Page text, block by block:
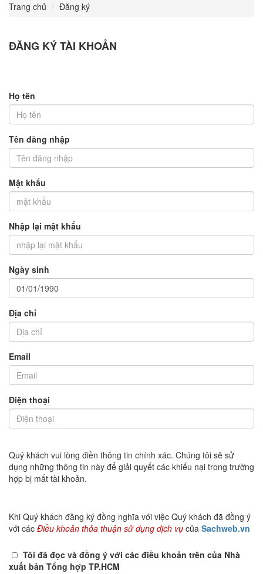
Trang chủ Đăng ký
ĐĂNG KÝ TÀI KHOẢN
Họ tên
Tên đăng nhập
Mật khẩu
Nhập lại mật khẩu
Ngày sinh
Địa chỉ
Email
Điện thoại
Quý khách vui lòng điền thông tin chính xác. Chúng tôi sẽ sử
dụng những thông tin này để giải quyết các khiếu nại trong trường
hợp bị mất tài khoản.
Khi Quý khách đăng ký đồng nghĩa với việc Quý khách đã đồng ý
với các Điều khoản thỏa thuận sử dụng dịch vụ của Sachweb.vn
Tôi đã đọc và đồng ý với các điều khoản trên của Nhà
xuất bản Tổng hợp TP.HCM